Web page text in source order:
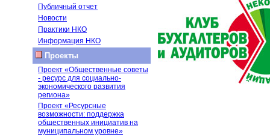
Публичный отчет
Новости
Практики НКО
Информация НКО
Проекты
Проект «Общественные советы
- ресурс для социально-
экономического развития
региона»
Проект «Ресурсные
возможности: поддержка
общественных инициатив на
муниципальном уровне»